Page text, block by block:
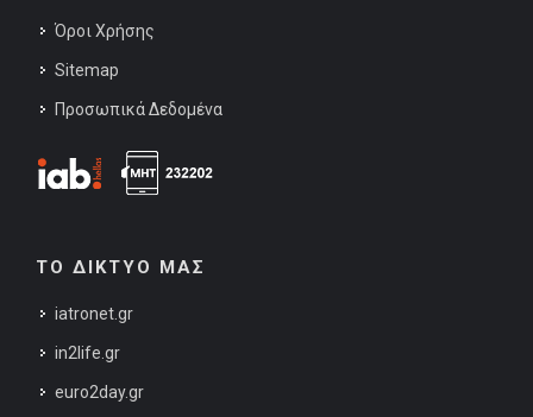
Όροι Χρήσης
Sitemap
Προσωπικά Δεδομένα
ΤΟ ΔΙΚΤΥΟ ΜΑΣ
iatronet.gr
in2life.gr
euro2day.gr